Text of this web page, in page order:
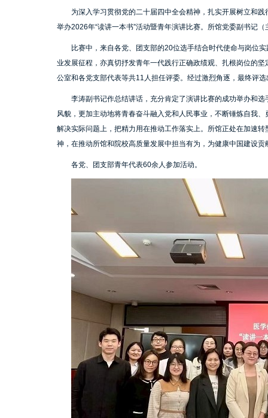
为深入学习贯彻党的二十届四中全会精神，扎实开展树立和
举办2026年“读讲一本书”活动暨青年演讲比赛。所馆党委副书记
比赛中，来自各党、团支部的20位选手结合时代使命与岗位
业发展征程，亦真切抒发青年一代践行正确政绩观、扎根岗位的
公室和各党支部代表等共11人担任评委。经过激烈角逐，最终评
李涛副书记作总结讲话，充分肯定了演讲比赛的成功举办和
风貌，更加主动地将青春奋斗融入党和人民事业，不断锤炼自我
解决实际问题上，把精力用在推动工作落实上。所馆正处在加速
神，在推动所馆和院校高质量发展中担当有为，为健康中国建设贡
各党、团支部青年代表60余人参加活动。